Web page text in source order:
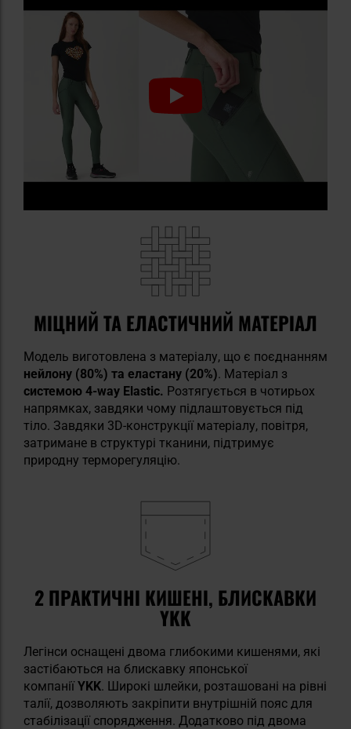
МІЦНИЙ ТА ЕЛАСТИЧНИЙ МАТЕРІАЛ
Модель виготовлена з матеріалу, що є поєднанням
нейлону (80%) та еластану (20%). Матеріал з
системою 4-way Elastic. Розтягується в чотирьох
напрямках, завдяки чому підлаштовується під
тіло. Завдяки 3D-конструкції матеріалу, повітря,
затримане в структурі тканини, підтримує
природну терморегуляцію.
2 ПРАКТИЧНІ КИШЕНІ, БЛИСКАВКИ
YKK
Легінси оснащені двома глибокими кишенями, які
застібаються на блискавку японської
компаніїYKK. Широкі шлейки, розташовані на рівні
талії, дозволяють закріпити внутрішній пояс для
стабілізації спорядження. Додатково під двома